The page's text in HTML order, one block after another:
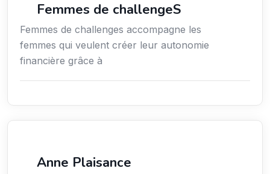
Femmes de challengeS
Femmes de challenges accompagne les
femmes qui veulent créer leur autonomie
financière grâce à
Anne Plaisance